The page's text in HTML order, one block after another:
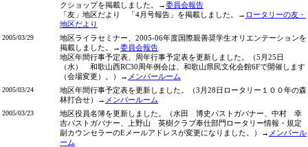
クショップを掲載しました。→委員会報告
「友」地区だより 「4月号報告」を掲載しました。→ ロータリーの友・
地区だより
2005/03/29
地区ライラセミナー、2005-06年度国際親善奨学生オリエンテーションを
掲載しました。→委員会報告
地区年間行事予定表、周年行事予定表を更新しました。（5月25日
（水） 和歌山西RC30周年例会は、和歌山県民文化会館6Fで開催します
（会場変更）。）→ メンバールーム
2005/03/24
地区年間行事予定表を更新しました。（3月28日ロータリー１００年の森
林打合せ）→ メンバールーム
2005/03/23
地区役員名簿を更新しました。（水田 博史パストガバナー、中村 幸
吉パストガバナー、上野山 英樹クラブ奉仕部門ロータリー情報・規定
副カウンセラーのEメールアドレスが変更になりました。）→ メンバール
ーム